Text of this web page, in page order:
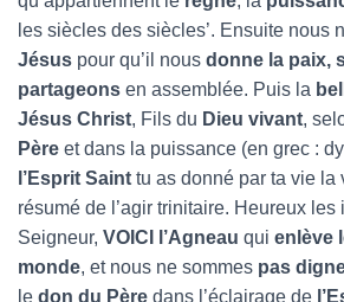
les siècles des siècles’. Ensuite nous
Jésus pour qu’il nous donne la paix,
partageons en assemblée. Puis la
Jésus Christ, Fils du Dieu vivant,
Père et dans la puissance (en grec :
l’Esprit Saint tu as donné par ta vie la
résumé de l’agir trinitaire. Heureux les
Seigneur, VOICI l’Agneau qui enlève
monde, et nous ne sommes pas
le don du Père dans l’éclairage de